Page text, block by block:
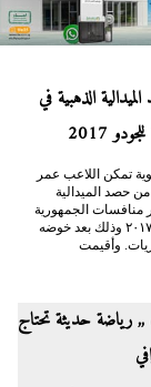
الذهبية في
2017
تمكن اللاعب عمر
حصد الميدالية
منافسات الجمهورية
للحودو لمواليد ٢٠١٧ وذلك بعد خوضه
وأقيمت
رياضة حديثة تحتاج